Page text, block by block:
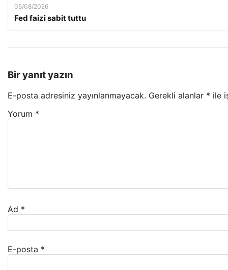
05/08/2026
Fed faizi sabit tuttu
Bir yanıt yazın
E-posta adresiniz yayınlanmayacak. Gerekli alanlar * ile
Yorum *
Ad *
E-posta *